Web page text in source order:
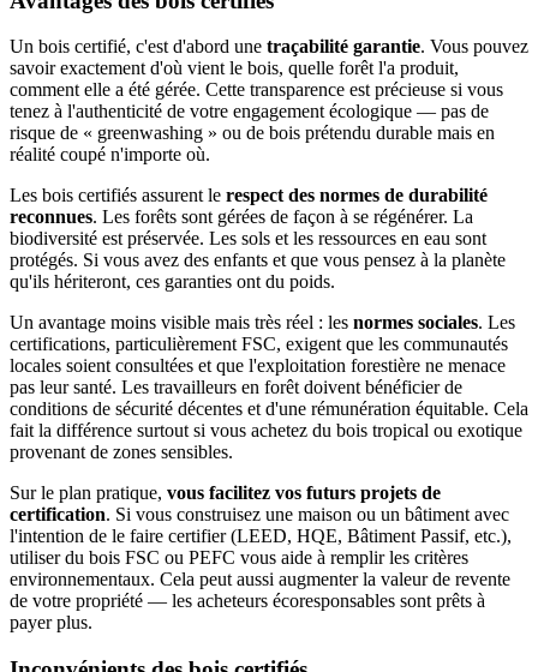
Un bois certifié, c'est d'abord une traçabilité garantie. Vous pouvez
savoir exactement d'où vient le bois, quelle forêt l'a produit,
comment elle a été gérée. Cette transparence est précieuse si vous
tenez à l'authenticité de votre engagement écologique — pas de
risque de « greenwashing » ou de bois prétendu durable mais en
réalité coupé n'importe où.
Les bois certifiés assurent le respect des normes de durabilité
reconnues. Les forêts sont gérées de façon à se régénérer. La
biodiversité est préservée. Les sols et les ressources en eau sont
protégés. Si vous avez des enfants et que vous pensez à la planète
qu'ils hériteront, ces garanties ont du poids.
Un avantage moins visible mais très réel : les normes sociales. Les
certifications, particulièrement FSC, exigent que les communautés
locales soient consultées et que l'exploitation forestière ne menace
pas leur santé. Les travailleurs en forêt doivent bénéficier de
conditions de sécurité décentes et d'une rémunération équitable. Cela
fait la différence surtout si vous achetez du bois tropical ou exotique
provenant de zones sensibles.
Sur le plan pratique, vous facilitez vos futurs projets de
certification. Si vous construisez une maison ou un bâtiment avec
l'intention de le faire certifier (LEED, HQE, Bâtiment Passif, etc.),
utiliser du bois FSC ou PEFC vous aide à remplir les critères
environnementaux. Cela peut aussi augmenter la valeur de revente
de votre propriété — les acheteurs écoresponsables sont prêts à
payer plus.